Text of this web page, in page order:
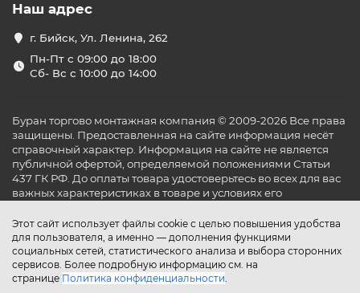
Этот сайт использует файлы cookie с целью повышения удобства
для пользователя, а именно — дополнения функциями
социальных сетей, статистического анализа и выбора сторонних
сервисов. Более подробную информацию см. на
странице Политика конфиденциальности.
Наш адрес
г. Бийск, Ул. Ленина, 262
Пн-Пт с 09:00 до 18:00
Сб- Вс с 10:00 до 14:00
Буран торгово монтажная компания © 2009-2026 Все права
защищены. Предоставленная на сайте информация несёт
справочный характер. Информация на сайте не является
публичной офертой, определяемой положениями Статьи
437 ГК РФ. До оплаты товара удостоверьтесь во всех для вас
важных характеристиках в товаре и условиях его